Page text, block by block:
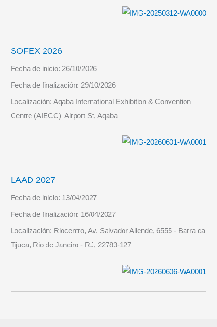
SOFEX 2026
Fecha de inicio: 26/10/2026
Fecha de finalización: 29/10/2026
Localización:Aqaba International Exhibition & Convention
Centre (AIECC), Airport St, Aqaba
LAAD 2027
Fecha de inicio: 13/04/2027
Fecha de finalización: 16/04/2027
Localización: Riocentro, Av. Salvador Allende, 6555 - Barra da
Tijuca, Rio de Janeiro - RJ, 22783-127